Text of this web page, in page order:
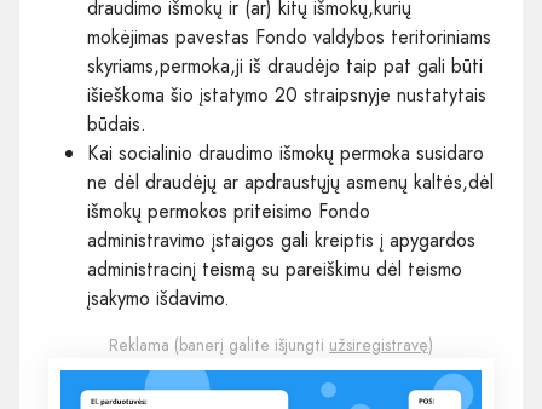
draudimo išmokų ir (ar) kitų išmokų,kurių
mokėjimas pavestas Fondo valdybos teritoriniams
skyriams,permoka,ji iš draudėjo taip pat gali būti
išieškoma šio įstatymo 20 straipsnyje nustatytais
būdais.
Kai socialinio draudimo išmokų permoka susidaro
ne dėl draudėjų ar apdraustųjų asmenų kaltės,dėl
išmokų permokos priteisimo Fondo
administravimo įstaigos gali kreiptis į apygardos
administracinį teismą su pareiškimu dėl teismo
įsakymo išdavimo.
Reklama (banerį galite išjungti užsiregistravę)